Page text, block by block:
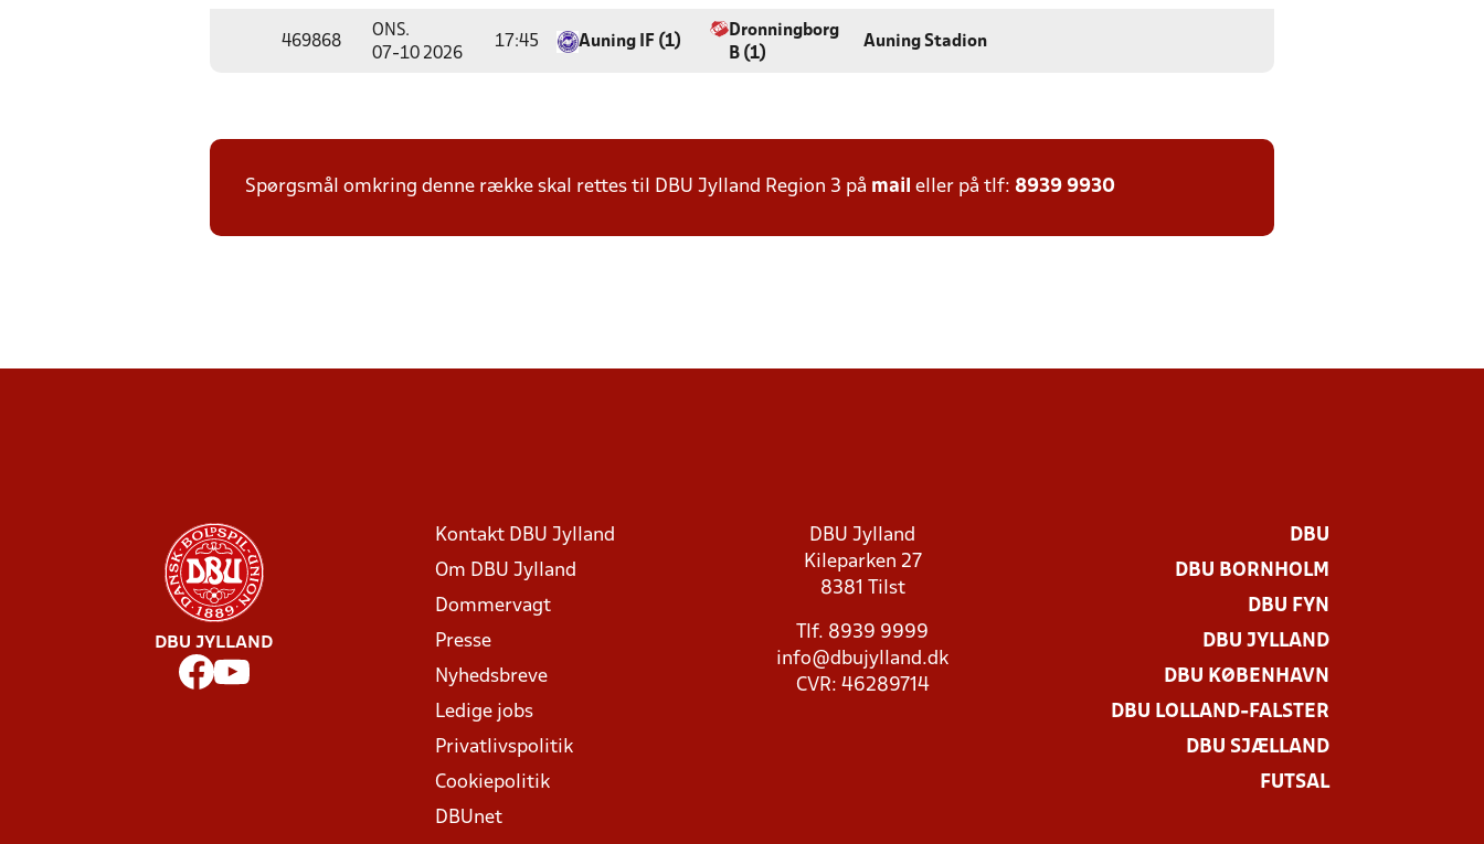
469868
ONS.
07-10 2026
17:45 Auning IF (1)
Dronningborg
B (1)
Auning Stadion
Spørgsmål omkring denne række skal rettes til DBU Jylland Region 3 på mail eller på tlf: 8939 9930
DBU JYLLAND
Kontakt DBU Jylland
Om DBU Jylland
Dommervagt
Presse
Nyhedsbreve
Ledige jobs
Privatlivspolitik
Cookiepolitik
DBUnet
DBU Jylland
Kileparken 27
8381 Tilst
Tlf. 8939 9999
info@dbujylland.dk
CVR: 46289714
DBU
DBU BORNHOLM
DBU FYN
DBU JYLLAND
DBU KØBENHAVN
DBU LOLLAND-FALSTER
DBU SJÆLLAND
FUTSAL